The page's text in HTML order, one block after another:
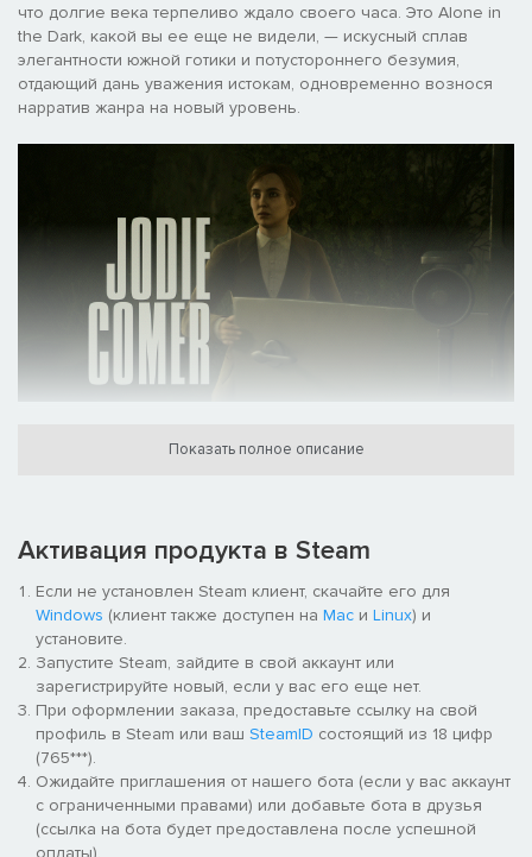
что долгие века терпеливо ждало своего часа. Это Alone in
the Dark, какой вы ее еще не видели, — искусный сплав
элегантности южной готики и потустороннего безумия,
отдающий дань уважения истокам, одновременно вознося
нарратив жанра на новый уровень.
Ужасающая история о тайнах и безумии
Эмили жаждет узнать правду об исчезновении дяди, а
Эдварду предстоит раскрыть сложнейшее дело в своей
жизни. Им обоим придется найти ответы на вопросы,
которые они никогда не осмелились бы задать.
Переосмысленная классика подарит вам незабываемое
одиночное приключение, полное напряжения, ужасов и
откровений, что потрясут границы воображения.
Голливудские таланты
Насладитесь мастерством известных актеров, способных как
никто передать атмосферу хоррора на выживание, — Джоди
Комер («Убивая Еву», «Главный герой») и Дэвида Харбора
(«Очень странные дела», «Черная вдова»). Хотя это их дебют
в видеоиграх, Джоди и Дэвид безупречно вжились в роли
Показать полное описание
Активация продукта в Steam
Если не установлен Steam клиент, скачайте его для
Windows (клиент также доступен на Mac и Linux) и
установите.
Запустите Steam, зайдите в свой аккаунт или
зарегистрируйте новый, если у вас его еще нет.
При оформлении заказа, предоставьте ссылку на свой
профиль в Steam или ваш SteamID состоящий из 18 цифр
(765***).
Ожидайте приглашения от нашего бота (если у вас аккаунт
с ограниченными правами) или добавьте бота в друзья
(ссылка на бота будет предоставлена после успешной
оплаты).